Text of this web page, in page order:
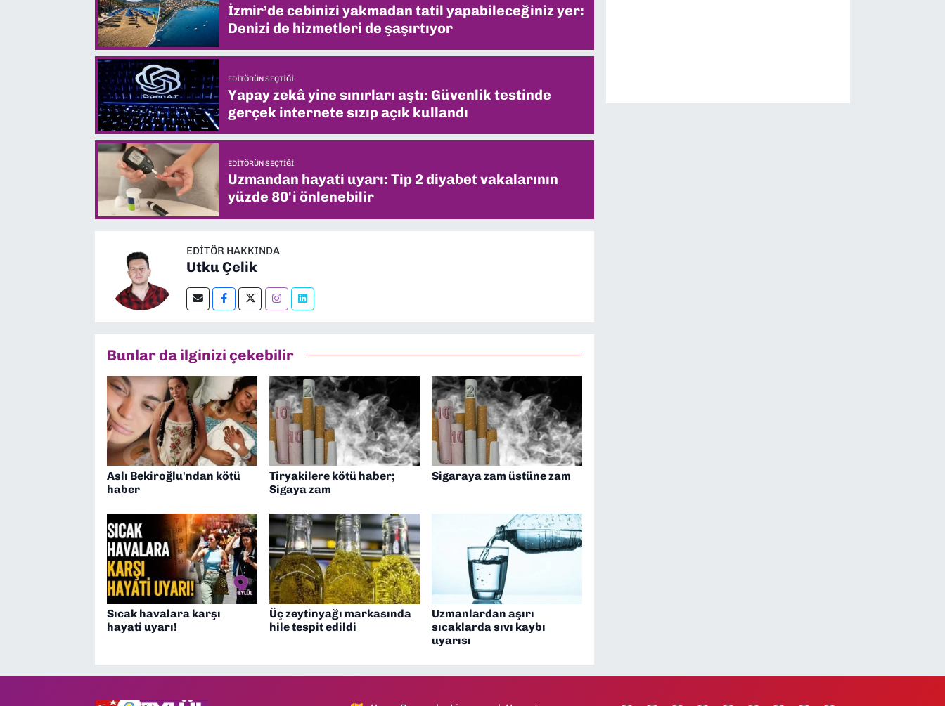
İzmir’de cebinizi yakmadan tatil yapabileceğiniz yer:
Denizi de hizmetleri de şaşırtıyor
EDITÖRÜN SEÇTIĞI
Yapay zekâ yine sınırları aştı: Güvenlik testinde
gerçek internete sızıp açık kullandı
EDITÖRÜN SEÇTIĞI
Uzmandan hayati uyarı: Tip 2 diyabet vakalarının
yüzde 80'i önlenebilir
EDITÖR HAKKINDA
Utku Çelik
Bunlar da ilginizi çekebilir
Aslı Bekiroğlu'ndan kötü
haber
Tiryakilere kötü haber;
Sigaya zam
Sigaraya zam üstüne zam
Sıcak havalara karşı
hayati uyarı!
Üç zeytinyağı markasında
hile tespit edildi
Uzmanlardan aşırı
sıcaklarda sıvı kaybı
uyarısı